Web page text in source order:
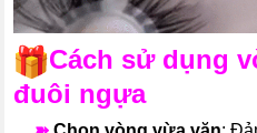
Cách sử dụng
đuôi ngựa